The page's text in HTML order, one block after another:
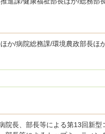
か/病院総務課/環境農政部長ほ
院長、部長等による第13回新